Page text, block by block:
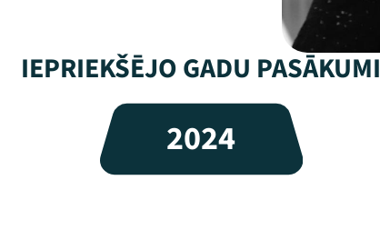
IEPRIEKŠĒJO GADU PASĀKUMI
2024